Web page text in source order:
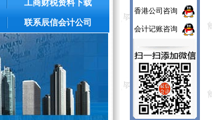
工商财税资料下载
联系辰信会计公司
香港公司咨询
会计记账咨询